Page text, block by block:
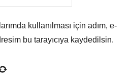
kullanılması için adım, e-
bu tarayıcıya kaydedilsin.